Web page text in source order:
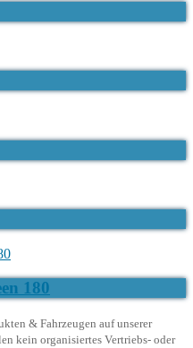
180
& Fahrzeugen auf unserer
kein organisiertes Vertriebs- oder